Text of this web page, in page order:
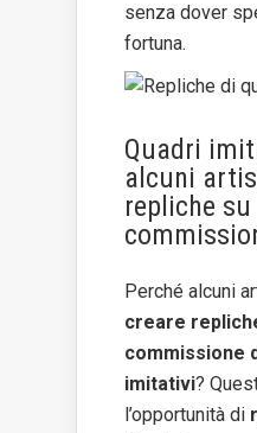
senza dover
fortuna.
Quadri
alcuni
repliche su
Perché alcuni
creare
commissione
imitativi?
l’opportunità di